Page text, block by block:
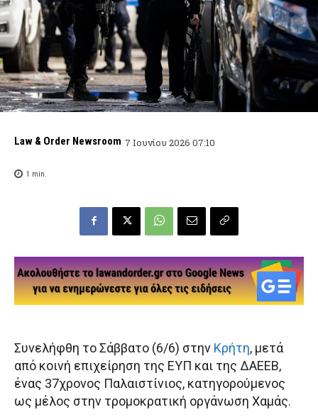
Law & Order Newsroom 7 Ιουνίου 2026 07:10
1 min.
Συνελήφθη το Σάββατο (6/6) στην Κρήτη, μετά
από κοινή επιχείρηση της ΕΥΠ και της ΔΑΕΕΒ,
ένας 37χρονος Παλαιστίνιος, κατηγορούμενος
ως μέλος στην τρομοκρατική οργάνωση Χαμάς.